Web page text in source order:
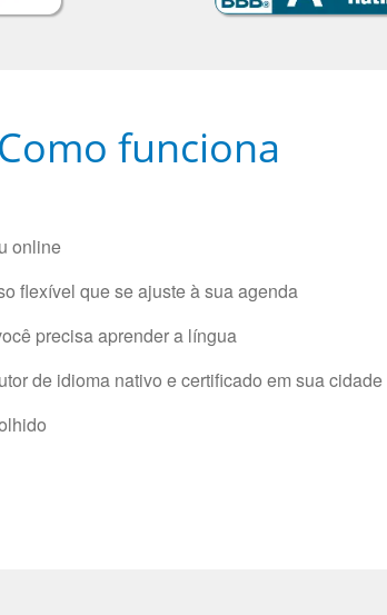
Como funciona
online
flexível que se ajuste à sua agenda
precisa aprender a língua
de idioma nativo e certificado em sua